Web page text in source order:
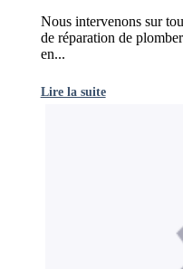
Nous intervenons sur
de réparation de
en...
Lire la suite